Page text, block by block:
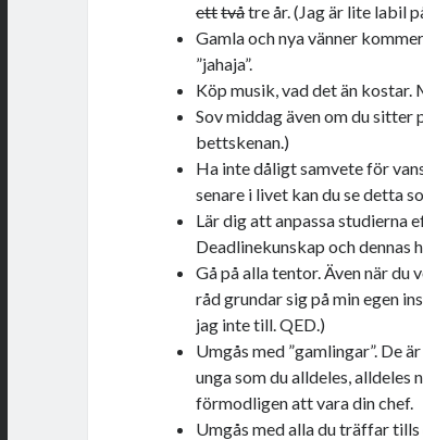
etttvåtre år. (Jag är lite labil
Gamla och nya vänner
”jahaja”.
Köp musik, vad det än
Sov middag även om du sitter
bettskenan.)
Ha inte dåligt samvete för
senare i livet kan du se detta
Lär dig att anpassa studierna
Deadlinekunskap och dennas
Gå på alla tentor. Även när
råd grundar sig på min egen
jag inte till. QED.)
Umgås med ”gamlingar”. De
unga som du alldeles, alldeles
förmodligen att vara din chef.
Umgås med alla du träffar tills